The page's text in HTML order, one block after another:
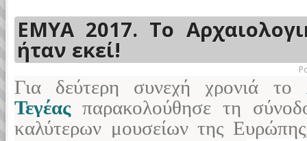
EMYA 2017. To
ήταν εκεί!
Για δεύτερη συνεχή χρονιά το
Τεγέαςπαρακολούθησε τη
καλύτερων μουσείων της